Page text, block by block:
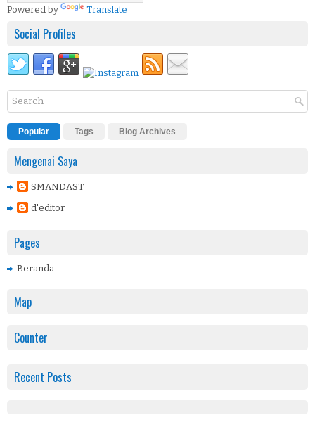
Powered by Translate
Social Profiles
Popular Tags Blog Archives
Mengenai Saya
SMANDAST
d'editor
Pages
Beranda
Map
Counter
Recent Posts